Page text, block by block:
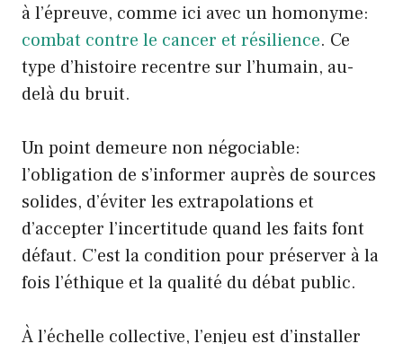
à l’épreuve, comme ici avec un homonyme:
combat contre le cancer et résilience. Ce
type d’histoire recentre sur l’humain, au-
delà du bruit.
Un point demeure non négociable:
l’obligation de s’informer auprès de sources
solides, d’éviter les extrapolations et
d’accepter l’incertitude quand les faits font
défaut. C’est la condition pour préserver à la
fois l’éthique et la qualité du débat public.
À l’échelle collective, l’enjeu est d’installer